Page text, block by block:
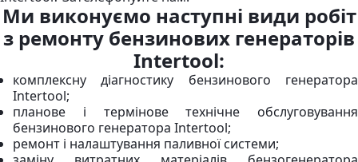
Ми виконуємо наступні види робіт
з ремонту бензинових генераторів
Intertool:
комплексну діагностику бензинового генератора
Intertool;
планове і термінове технічне обслуговування
бензинового генератора Intertool;
ремонт і налаштування паливної системи;